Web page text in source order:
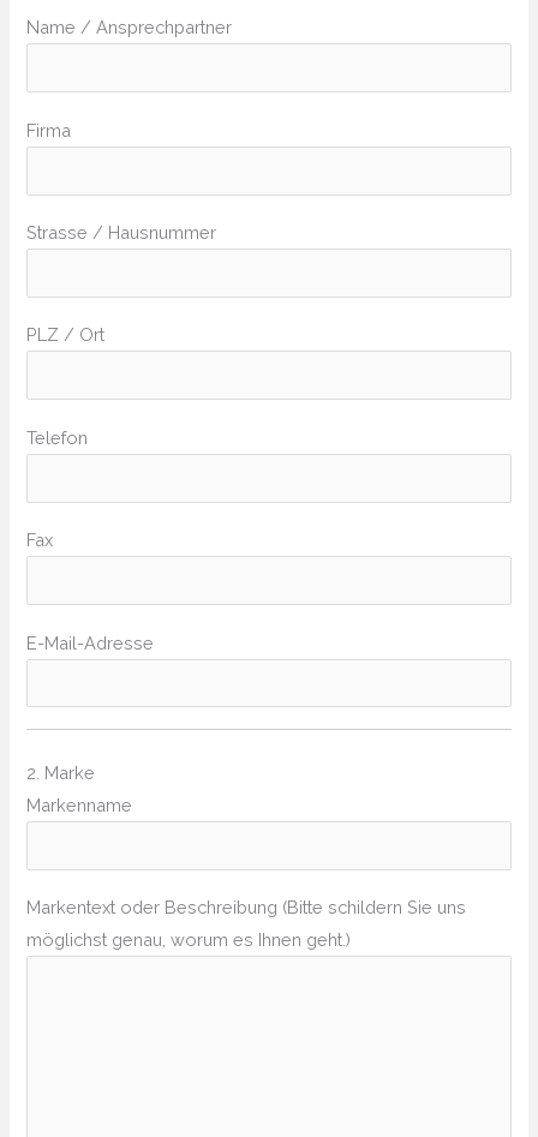
Name / Ansprechpartner
Firma
Strasse / Hausnummer
PLZ / Ort
Telefon
Fax
E-Mail-Adresse
2. Marke
Markenname
Markentext oder Beschreibung (Bitte schildern Sie uns
möglichst genau, worum es Ihnen geht.)